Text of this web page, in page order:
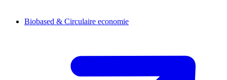
Biobased & Circulaire economie